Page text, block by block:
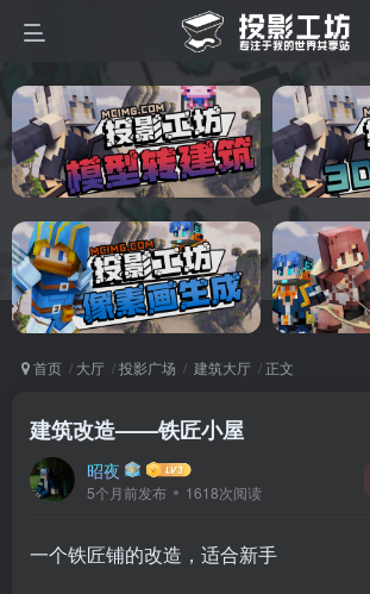
首页 大厅 投影广场 建筑大厅 正文
建筑改造——铁匠小屋
昭夜
5个月前发布 1618次阅读
一个铁匠铺的改造，适合新手